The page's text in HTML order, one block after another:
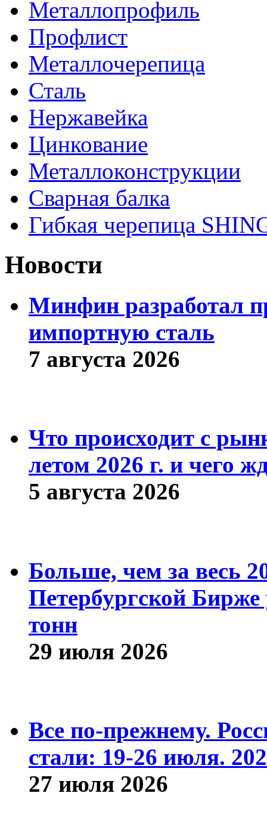
Металлопрофиль
Профлист
Металлочерепица
Сталь
Нержавейка
Цинкование
Металлоконструкции
Сварная балка
Гибкая черепица
Новости
Минфин разработал
импортную сталь
7 августа 2026
Что происходит с
летом 2026 г. и чего
5 августа 2026
Больше, чем за весь
Петербургской
тонн
29 июля 2026
Все по-прежнему.
стали: 19-26 июля.
27 июля 2026